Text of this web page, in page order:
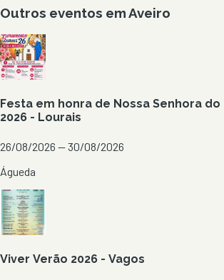
Outros eventos emAveiro
Festa em honra de Nossa Senhora
2026 - Lourais
26/08/2026 — 30/08/2026
Águeda
Viver Verão 2026 - Vagos